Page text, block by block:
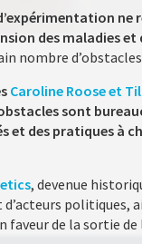
des maladies
nombre
Caroline Roose et
sont
et des pratiques à
, devenue
politiques,
faveur de la sortie